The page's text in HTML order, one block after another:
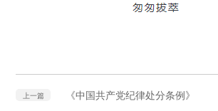
上一篇 《中国共产党纪律处分条例》